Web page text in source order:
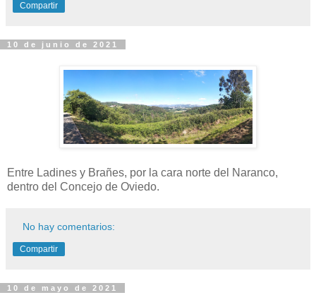
Compartir
10 de junio de 2021
Entre Ladines y Brañes, por la cara norte del Naranco,
dentro del Concejo de Oviedo.
No hay comentarios:
Compartir
10 de mayo de 2021